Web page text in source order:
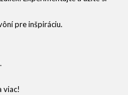
pre inšpiráciu.
viac!